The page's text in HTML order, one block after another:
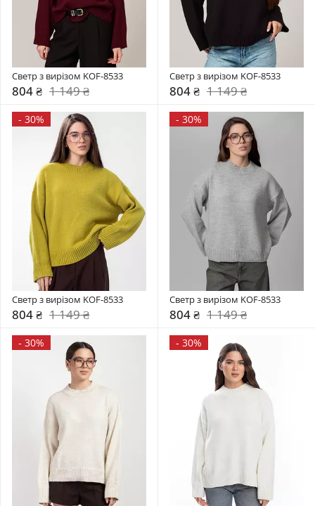
Светр з вирізом KOF-8533
804 ₴ 1 149 ₴
Светр з вирізом KOF-8533
804 ₴ 1 149 ₴
- 30%
Светр з вирізом KOF-8533
804 ₴ 1 149 ₴
- 30%
Светр з вирізом KOF-8533
804 ₴ 1 149 ₴
- 30% - 30%